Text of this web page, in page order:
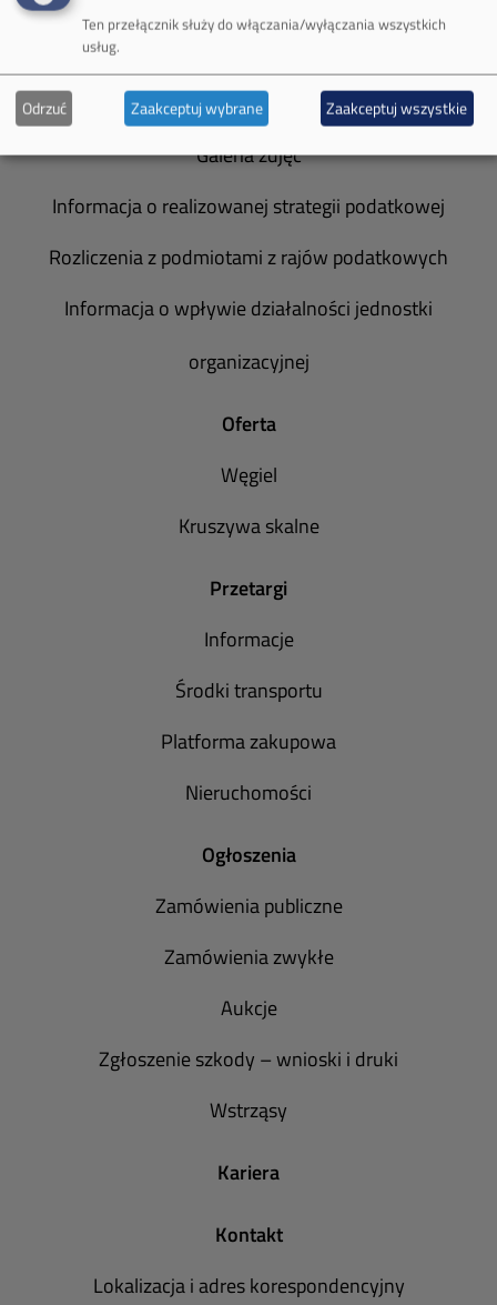
Zakład Górniczy Sobieski
Galeria zdjęć
Informacja o realizowanej strategii podatkowej
Rozliczenia z podmiotami z rajów podatkowych
Informacja o wpływie działalności jednostki
organizacyjnej
Oferta
Węgiel
Kruszywa skalne
Przetargi
Informacje
Środki transportu
Platforma zakupowa
Nieruchomości
Ogłoszenia
Zamówienia publiczne
Zamówienia zwykłe
Aukcje
Zgłoszenie szkody – wnioski i druki
Wstrząsy
Kariera
Kontakt
Lokalizacja i adres korespondencyjny
Ten przełącznik służy do włączania/wyłączania wszystkich
usług.
Odrzuć Zaakceptuj wybrane Zaakceptuj wszystkie